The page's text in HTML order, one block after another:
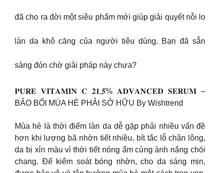
đã cho ra đời một siêu phẩm mới giúp giải quyết nỗi lo
làn da khô căng của người tiêu dùng. Bạn đã sẵn
sàng đón chờ giải pháp này chưa?
𝐏𝐔𝐑𝐄 𝐕𝐈𝐓𝐀𝐌𝐈𝐍 𝐂 𝟐𝟏,𝟓% 𝐀𝐃𝐕𝐀𝐍𝐂𝐄𝐃 𝐒𝐄𝐑𝐔𝐌 –
BẢO BỐI MÙA HÈ PHẢI SỞ HỮU By Wishtrend
Mùa hè là thời điểm làn da dễ gặp phải nhiều vấn đề
hơn khi lượng bã nhờn tiết nhiều, bít tắc lỗ chân lông,
da bị xỉn màu vì thời tiết nóng ẩm cùng ánh nắng chói
chang. Để kiểm soát bóng nhờn, cho da sáng mịn,